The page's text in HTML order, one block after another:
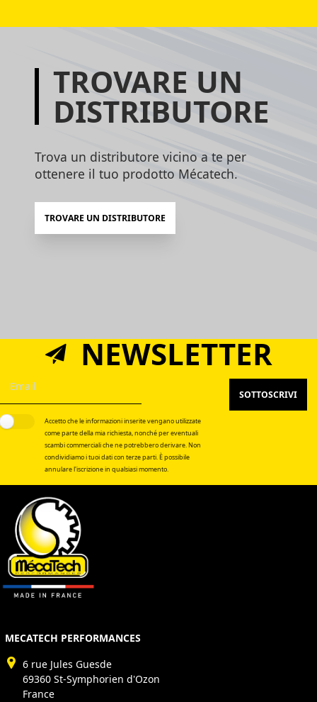
TROVARE UN
DISTRIBUTORE
Trova un distributore vicino a te per
ottenere il tuo prodotto Mécatech.
TROVARE UN DISTRIBUTORE
NEWSLETTER
Accetto che le informazioni inserite vengano utilizzate
come parte della mia richiesta, nonché per eventuali
scambi commerciali che ne potrebbero derivare. Non
condividiamo i tuoi dati con terze parti. È possibile
annulare l'iscrizione in qualsiasi momento.
SOTTOSCRIVI
MECATECH PERFORMANCES
6 rue Jules Guesde
69360 St-Symphorien d'Ozon
France